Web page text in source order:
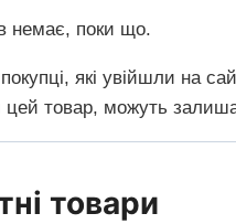
немає, поки що.
які увійшли на
цей товар, можуть
товари